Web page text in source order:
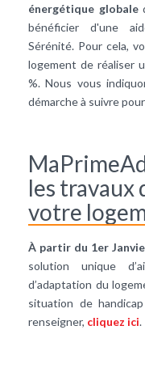
énergétique globale
bénéficier d'une
Sérénité. Pour cela,
logement de réaliser
%. Nous vous
démarche à suivre
les travaux
votre
À partir du 1er
solution unique
d’adaptation du
situation de
renseigner, cliquez ici.